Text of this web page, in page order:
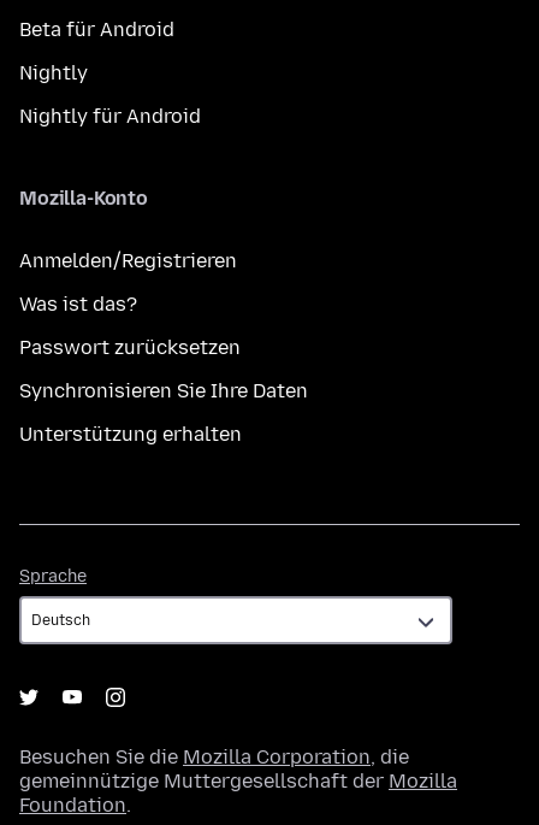
Beta für Android
Nightly
Nightly für Android
Mozilla-Konto
Anmelden/Registrieren
Was ist das?
Passwort zurücksetzen
Synchronisieren Sie Ihre Daten
Unterstützung erhalten
Sprache
Besuchen Sie die Mozilla Corporation, die
gemeinnützige Muttergesellschaft der Mozilla
Foundation.